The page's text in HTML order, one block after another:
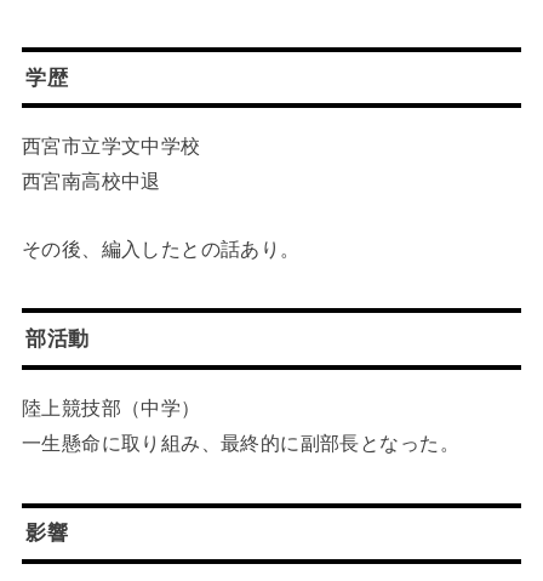
学歴
西宮市立学文中学校
西宮南高校中退
その後、編入したとの話あり。
部活動
陸上競技部（中学）
一生懸命に取り組み、最終的に副部長となった。
影響